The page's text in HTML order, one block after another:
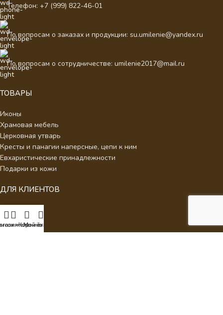
Телефон: +7 (999) 822-46-01
По вопросам о заказах и продукции: su.umilenie@yandex.ru
По вопросам о сотрудничестве: umilenie2017@mail.ru
ТОВАРЫ
Иконы
Храмовая мебель
Церковная утварь
Кресты и панагии наперсные, цепи к ним
Евхаристические принадлежности
Подарки из кожи
ДЛЯ КЛИЕНТОВ
О нас
Отзывыжеланий
Корзина
Мой аккаунт